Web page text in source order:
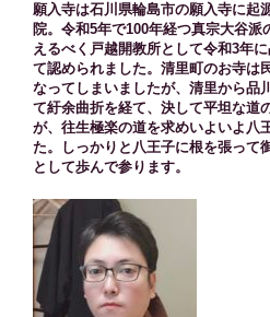
願入寺は石川県輪島市の願入寺に起
院。令和5年で100年経つ真宗大谷
えるべく戸越開教所として令和3年
て認められました。清里町のお寺は
なってしまいましたが、清里から品
て紆余曲折を経て、決して平坦な道
が、往生極楽の道を求めいよいよ八
た。しっかりと八王子に根を張って
として歩んで参ります。